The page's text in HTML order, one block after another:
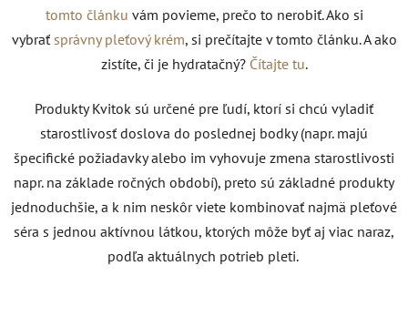
tomto článku vám povieme, prečo to nerobiť. Ako si
vybrať správny pleťový krém, si prečítajte v tomto článku. A ako
zistíte, či je hydratačný? Čítajte tu.
Produkty Kvitok sú určené pre ľudí, ktorí si chcú vyladiť
starostlivosť doslova do poslednej bodky (napr. majú
špecifické požiadavky alebo im vyhovuje zmena starostlivosti
napr. na základe ročných období), preto sú základné produkty
jednoduchšie, a k nim neskôr viete kombinovať najmä pleťové
séra s jednou aktívnou látkou, ktorých môže byť aj viac naraz,
podľa aktuálnych potrieb pleti.